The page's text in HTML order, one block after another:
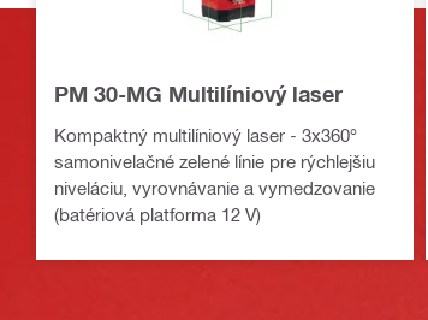
PM 30-MG Multilíniový laser
Kompaktný multilíniový laser - 3x360°
samonivelačné zelené línie pre rýchlejšiu
niveláciu, vyrovnávanie a vymedzovanie
(batériová platforma 12 V)